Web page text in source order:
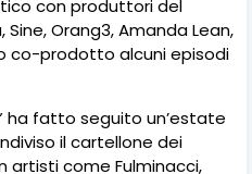
con produttori del
Orang3, Amanda Lean,
co-prodotto alcuni episodi
ha fatto seguito un’estate
il cartellone dei
artisti come Fulminacci,